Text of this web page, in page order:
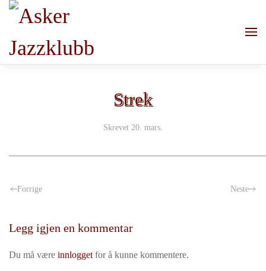
Strek
Skrevet 20. mars.
Forrige Neste
Legg igjen en kommentar
Du må være innlogget for å kunne kommentere.